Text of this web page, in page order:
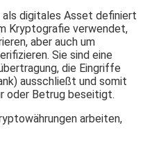
als digitales Asset definiert
Kryptografie verwendet,
aber auch um
Sie sind eine
die Eingriffe
ausschließt und somit
oder Betrug beseitigt.
arbeiten,